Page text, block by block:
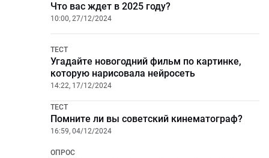
Что вас ждет в 2025 году?
10:00, 27/12/2024
ТЕСТ
Угадайте новогодний фильм по картинке,
которую нарисовала нейросеть
14:22, 17/12/2024
ТЕСТ
Помните ли вы советский кинематограф?
16:59, 04/12/2024
ОПРОС